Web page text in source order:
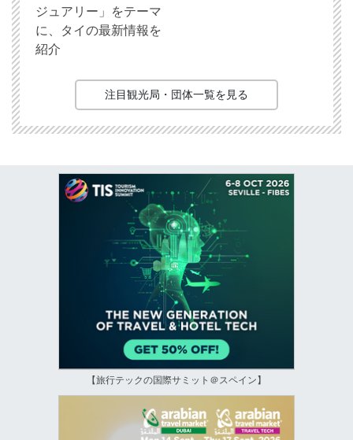
ジュアリー」をテーマ
に、タイの最新情報を
紹介
注目観光局・団体一覧を見る
【旅行テックの国際サミット＠スペイン】